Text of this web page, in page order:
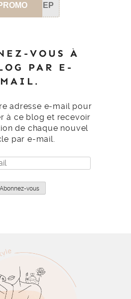
SEP
VOUS À
PAR E-
MAIL.
adresse e-mail pour
à ce blog et recevoir
de chaque nouvel
par e-mail.
Abonnez-vous